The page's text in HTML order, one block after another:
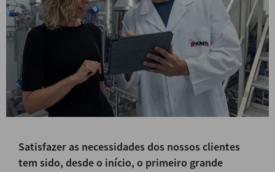
Satisfazer as necessidades dos nossos clientes
tem sido, desde o início, o primeiro grande